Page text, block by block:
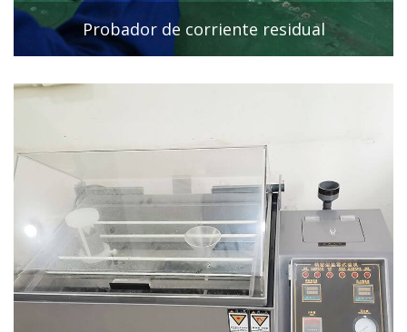
Probador de corriente residual